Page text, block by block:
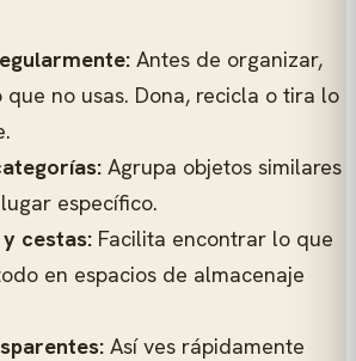
Antes de organizar,
no usas. Dona, recicla o tira lo
Agrupa objetos similares
específico.
cestas: Facilita encontrar lo que
en espacios de almacenaje
Así ves rápidamente